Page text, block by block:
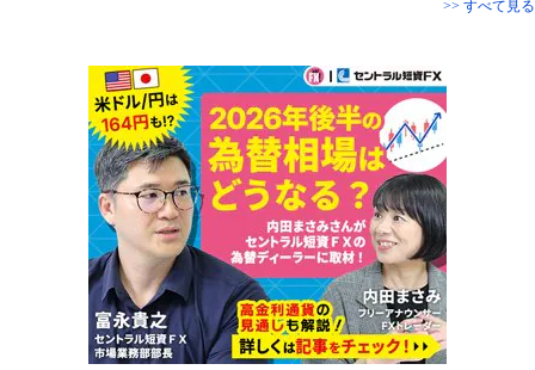
>> すべて見る